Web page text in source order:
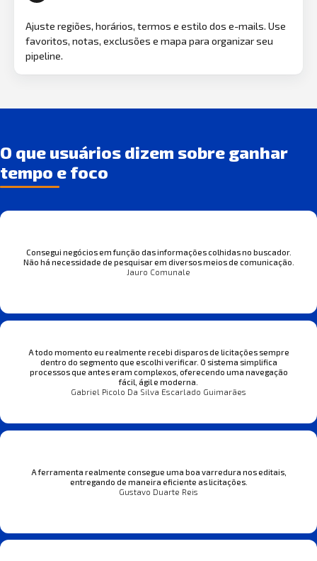
Ajuste regiões, horários, termos e estilo dos e-mails. Use
favoritos, notas, exclusões e mapa para organizar seu
pipeline.
O que usuários dizem sobre ganhar
tempo e foco
Consegui negócios em função das informações colhidas no buscador.
Não há necessidade de pesquisar em diversos meios de comunicação.
Jauro Comunale
A todo momento eu realmente recebi disparos de licitações sempre
dentro do segmento que escolhi verificar. O sistema simplifica
processos que antes eram complexos, oferecendo uma navegação
fácil, ágil e moderna.
Gabriel Picolo Da Silva Escarlado Guimarães
A ferramenta realmente consegue uma boa varredura nos editais,
entregando de maneira eficiente as licitações.
Gustavo Duarte Reis